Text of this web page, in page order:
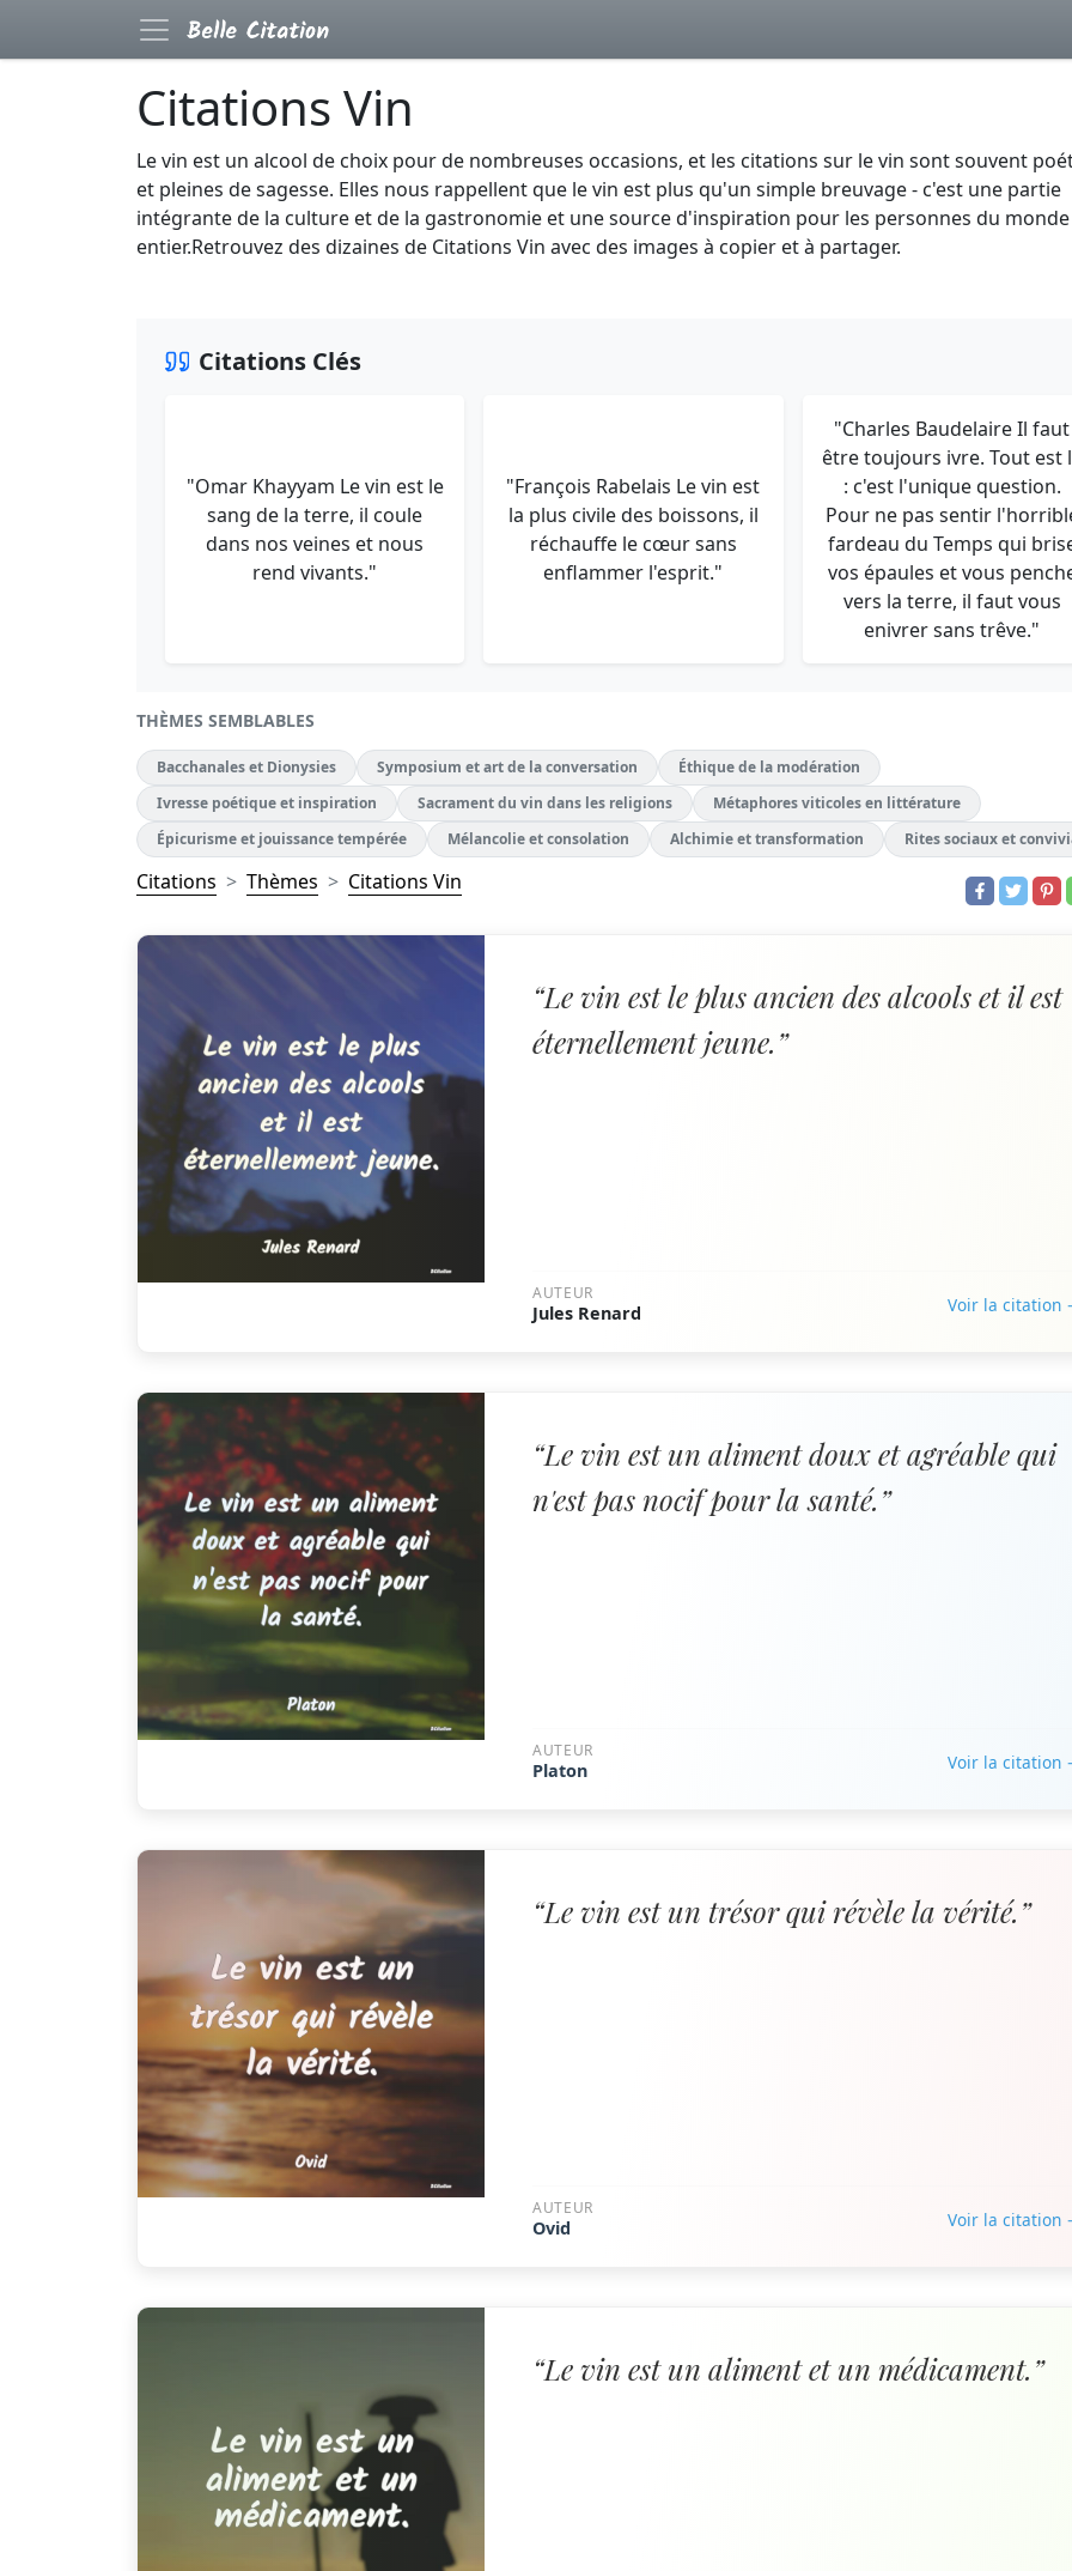
Citations Vin
Le vin est un alcool de choix pour de nombreuses occasions, et les citations sur le vin sont souvent
et pleines de sagesse. Elles nous rappellent que le vin est plus qu'un simple breuvage - c'est une partie
intégrante de la culture et de la gastronomie et une source d'inspiration pour les personnes du monde
entier.Retrouvez des dizaines de Citations Vin avec des images à copier et à partager.
Citations Clés
"Omar Khayyam Le vin est le
sang de la terre, il coule
dans nos veines et nous
rend vivants."
"François Rabelais Le vin est
la plus civile des boissons, il
réchauffe le cœur sans
enflammer l'esprit."
"Charles Baudelaire Il faut
être toujours ivre. Tout est
: c'est l'unique question.
Pour ne pas sentir
fardeau du Temps qui
vos épaules et vous
vers la terre, il faut vous
enivrer sans trêve."
THÈMES SEMBLABLES
Bacchanales et Dionysies Symposium et art de la conversation
Éthique de la modération
Ivresse poétique et inspiration
Sacrament du vin dans les religions
Métaphores viticoles en littérature
Épicurisme et jouissance tempérée
Mélancolie et consolation Alchimie et transformation Rites sociaux et
Citations Thèmes Citations Vin
“Le vin est le plus ancien des alcools et il est
éternellement jeune.”
AUTEUR
Jules Renard Voir la citation
“Le vin est un aliment doux et agréable qui
n'est pas nocif pour la santé.”
AUTEUR
Platon Voir la citation
“Le vin est un trésor qui révèle la vérité.”
AUTEUR
Ovid Voir la citation
“Le vin est un aliment et un médicament.”